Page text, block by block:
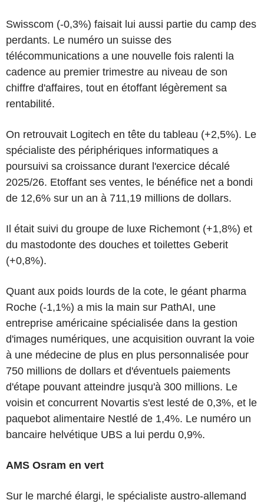
Swisscom (-0,3%) faisait lui aussi partie du camp des
perdants. Le numéro un suisse des
télécommunications a une nouvelle fois ralenti la
cadence au premier trimestre au niveau de son
chiffre d'affaires, tout en étoffant légèrement sa
rentabilité.
On retrouvait Logitech en tête du tableau (+2,5%). Le
spécialiste des périphériques informatiques a
poursuivi sa croissance durant l'exercice décalé
2025/26. Etoffant ses ventes, le bénéfice net a bondi
de 12,6% sur un an à 711,19 millions de dollars.
Il était suivi du groupe de luxe Richemont (+1,8%) et
du mastodonte des douches et toilettes Geberit
(+0,8%).
Quant aux poids lourds de la cote, le géant pharma
Roche (-1,1%) a mis la main sur PathAI, une
entreprise américaine spécialisée dans la gestion
d'images numériques, une acquisition ouvrant la voie
à une médecine de plus en plus personnalisée pour
750 millions de dollars et d'éventuels paiements
d'étape pouvant atteindre jusqu'à 300 millions. Le
voisin et concurrent Novartis s'est lesté de 0,3%, et le
paquebot alimentaire Nestlé de 1,4%. Le numéro un
bancaire helvétique UBS a lui perdu 0,9%.
AMS Osram en vert
Sur le marché élargi, le spécialiste austro-allemand